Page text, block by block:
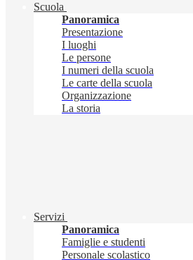
Scuola
Panoramica
Presentazione
I luoghi
Le persone
I numeri della scuola
Le carte della scuola
Organizzazione
La storia
Servizi
Panoramica
Famiglie e studenti
Personale scolastico